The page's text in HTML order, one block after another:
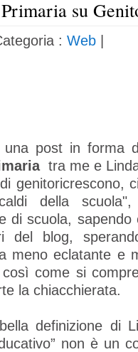
su
: Web
una post in forma
tra me e
genitoricrescono,
della
di scuola,
del blog,
meno eclatante e
come si
la chiacchierata.
definizione di
non è un